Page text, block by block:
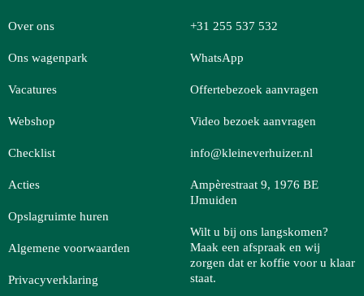
Over ons
Ons wagenpark
Vacatures
Webshop
Checklist
Acties
Opslagruimte huren
Algemene voorwaarden
Privacyverklaring
+31 255 537 532
WhatsApp
Offertebezoek aanvragen
Video bezoek aanvragen
info@kleineverhuizer.nl
Ampèrestraat 9, 1976 BE
IJmuiden
Wilt u bij ons langskomen?
Maak een afspraak en wij
zorgen dat er koffie voor u klaar
staat.